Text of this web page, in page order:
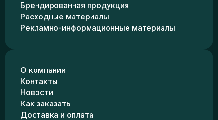
Брендированная продукция
Расходные материалы
Рекламно-информационные материалы
О компании
Контакты
Новости
Как заказать
Доставка и оплата